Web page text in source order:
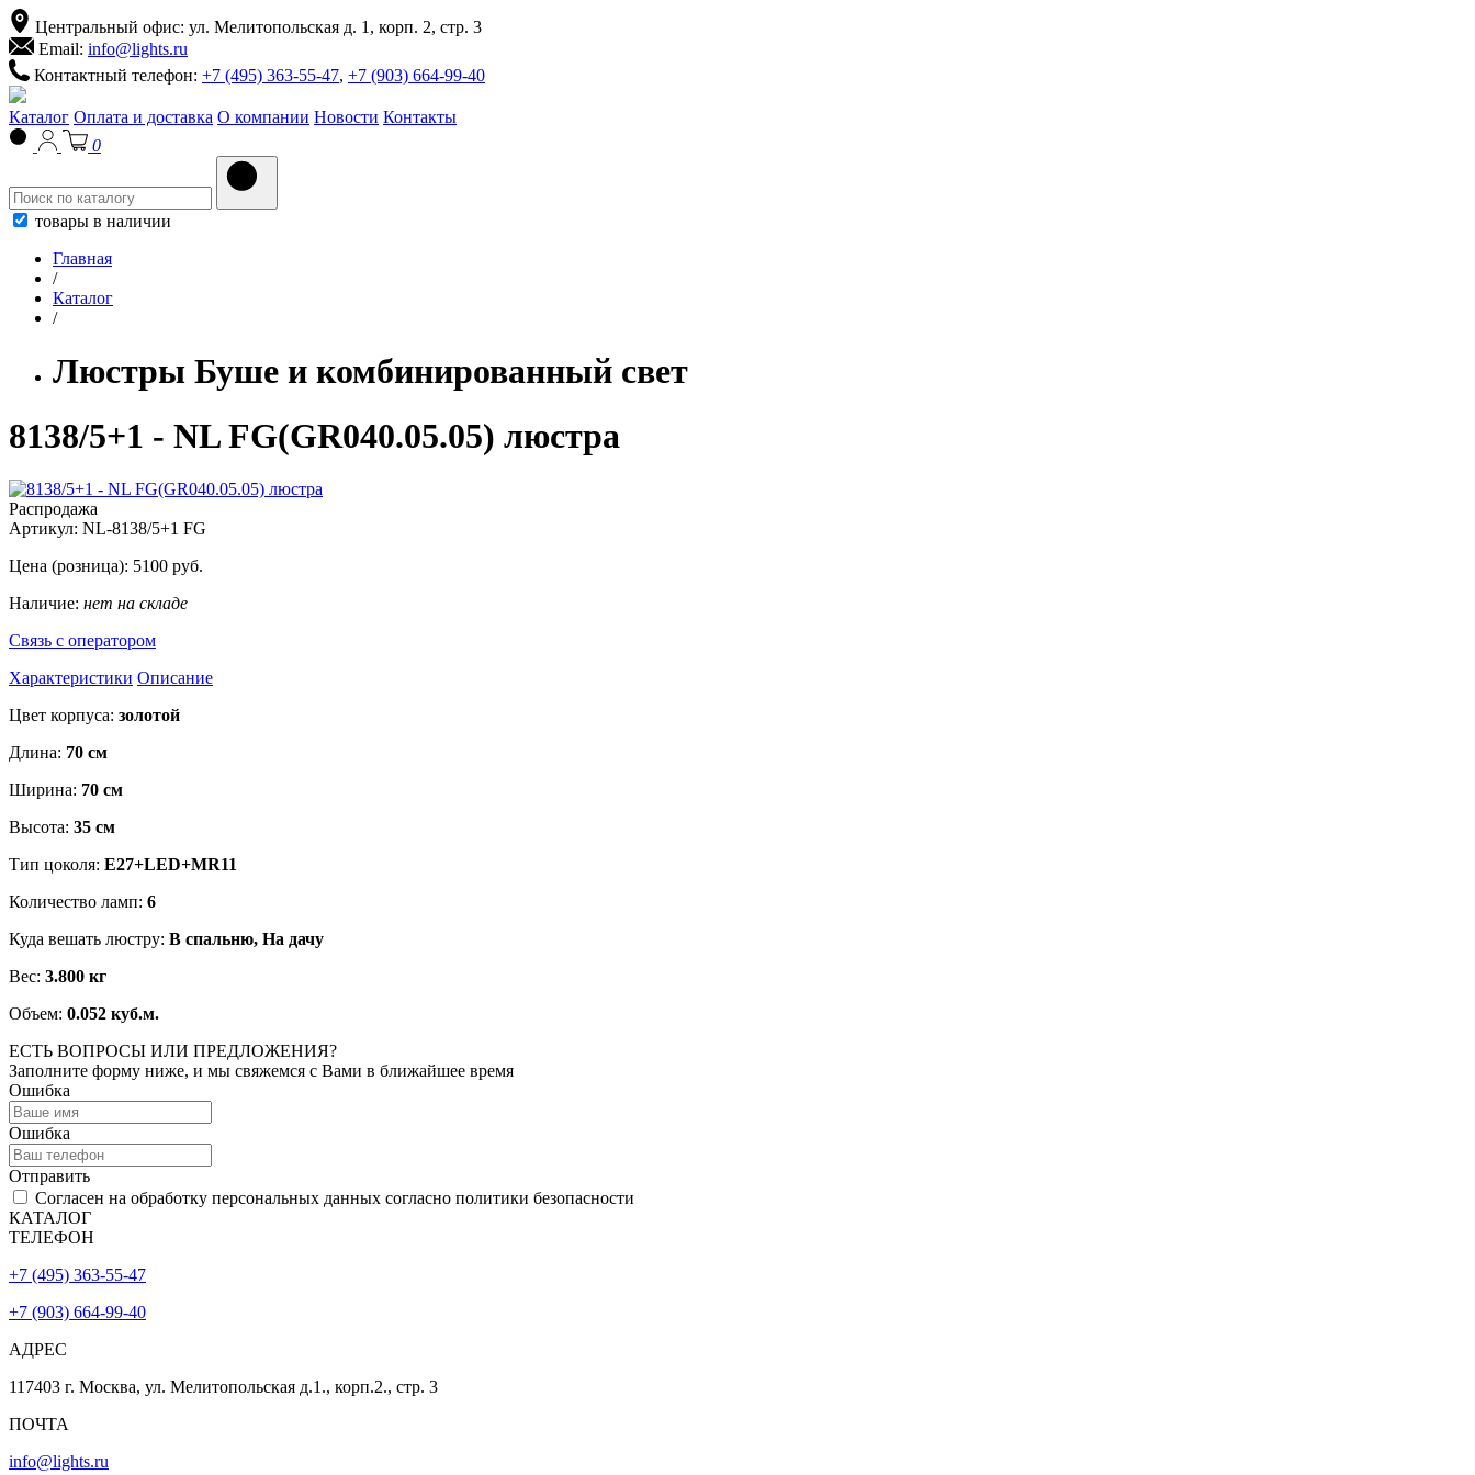
Центральный офис: ул. Мелитопольская д. 1, корп. 2, стр. 3
Email: info@lights.ru
Контактный телефон: +7 (495) 363-55-47, +7 (903) 664-99-40
Каталог Оплата и доставка О компании Новости Контакты
0
товары в наличии
Главная
/
Каталог
/
Люстры Буше и комбинированный свет
8138/5+1 - NL FG(GR040.05.05) люстра
Распродажа
Артикул: NL-8138/5+1 FG
Цена (розница): 5100 руб.
Наличие: нет на складе
Связь с оператором
Характеристики Описание
Цвет корпуса: золотой
Длина: 70 см
Ширина: 70 см
Высота: 35 см
Тип цоколя: E27+LED+MR11
Количество ламп: 6
Куда вешать люстру: В спальню, На дачу
Вес: 3.800 кг
Объем: 0.052 куб.м.
ЕСТЬ ВОПРОСЫ ИЛИ ПРЕДЛОЖЕНИЯ?
Заполните форму ниже, и мы свяжемся с Вами в ближайшее время
Ошибка
Ошибка
Отправить
Согласен на обработку персональных данных согласно политики безопасности
КАТАЛОГ
ТЕЛЕФОН
+7 (495) 363-55-47
+7 (903) 664-99-40
АДРЕС
117403 г. Москва, ул. Мелитопольская д.1., корп.2., стр. 3
ПОЧТА
info@lights.ru